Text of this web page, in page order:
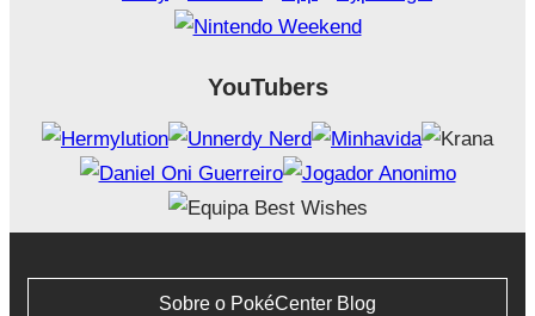
YouTubers
Sobre o PokéCenter Blog